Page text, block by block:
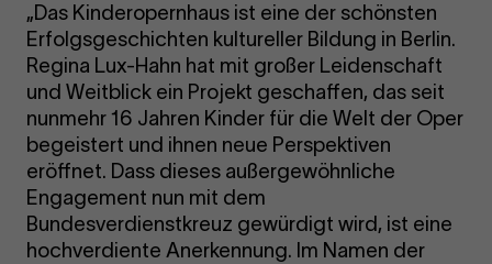
„Das Kinderopernhaus ist eine der schönsten
Erfolgsgeschichten kultureller Bildung in Berlin.
Regina Lux-Hahn hat mit großer Leidenschaft
und Weitblick ein Projekt geschaffen, das seit
nunmehr 16 Jahren Kinder für die Welt der Oper
begeistert und ihnen neue Perspektiven
eröffnet. Dass dieses außergewöhnliche
Engagement nun mit dem
Bundesverdienstkreuz gewürdigt wird, ist eine
hochverdiente Anerkennung. Im Namen der